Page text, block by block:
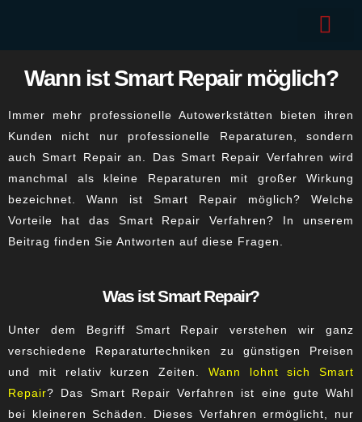
Wann ist Smart Repair möglich?
Immer mehr professionelle Autowerkstätten bieten ihren
Kunden nicht nur professionelle Reparaturen, sondern
auch Smart Repair an. Das Smart Repair Verfahren wird
manchmal als kleine Reparaturen mit großer Wirkung
bezeichnet. Wann ist Smart Repair möglich? Welche
Vorteile hat das Smart Repair Verfahren? In unserem
Beitrag finden Sie Antworten auf diese Fragen.
Was ist Smart Repair?
Unter dem Begriff Smart Repair verstehen wir ganz
verschiedene Reparaturtechniken zu günstigen Preisen
und mit relativ kurzen Zeiten. Wann lohnt sich Smart
Repair? Das Smart Repair Verfahren ist eine gute Wahl
bei kleineren Schäden. Dieses Verfahren ermöglicht, nur